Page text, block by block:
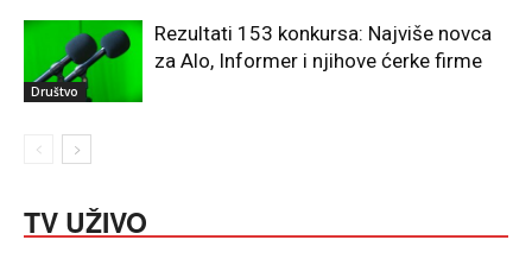
Društvo
Rezultati 153 konkursa: Najviše novca
za Alo, Informer i njihove ćerke firme
TV UŽIVO